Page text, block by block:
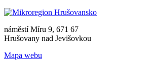
náměstí Míru 9, 671 67
Hrušovany nad Jevišovkou
Mapa webu